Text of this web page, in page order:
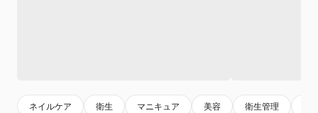
ネイルケア 衛生 マニキュア 美容 衛生管理